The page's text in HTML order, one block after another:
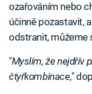
ozařováním nebo
účinně pozastavit,
odstranit, můžeme
"Myslím, že nejdřív
čtyřkombinace,"